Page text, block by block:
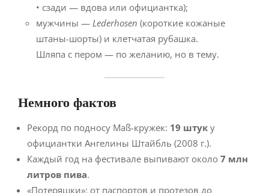
• сзади — вдова или официантка);
мужчины — Lederhosen (короткие кожаные
штаны-шорты) и клетчатая рубашка.
Шляпа с пером — по желанию, но в тему.
Немного фактов
Рекорд по подносу Maß-кружек: 19 штук у
официантки Ангелины Штайбль (2008 г.).
Каждый год на фестивале выпивают около 7 млн
литров пива.
«Потеряшки»: от паспортов и протезов до